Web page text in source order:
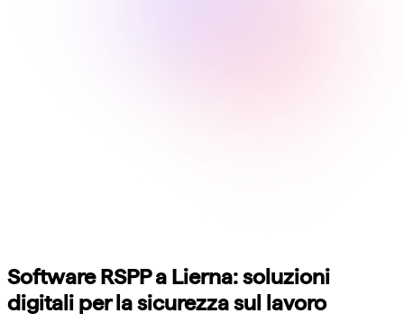
Software RSPP a Lierna: soluzioni
digitali per la sicurezza sul lavoro